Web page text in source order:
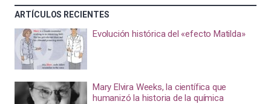
ARTÍCULOS RECIENTES
Evolución histórica del «efecto Matilda»
Mary Elvira Weeks, la científica que
humanizó la historia de la química